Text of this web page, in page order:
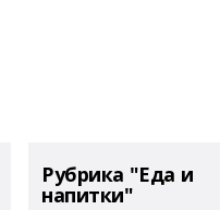
Рубрика "Еда и
напитки"